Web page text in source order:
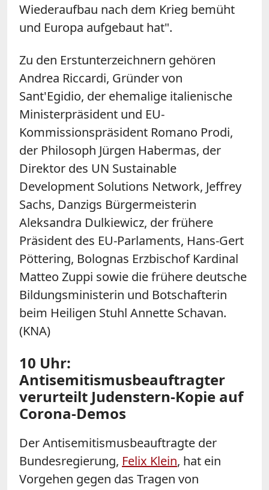
Wiederaufbau nach dem Krieg bemüht
und Europa aufgebaut hat".
Zu den Erstunterzeichnern gehören
Andrea Riccardi, Gründer von
Sant'Egidio, der ehemalige italienische
Ministerpräsident und EU-
Kommissionspräsident Romano Prodi,
der Philosoph Jürgen Habermas, der
Direktor des UN Sustainable
Development Solutions Network, Jeffrey
Sachs, Danzigs Bürgermeisterin
Aleksandra Dulkiewicz, der frühere
Präsident des EU-Parlaments, Hans-Gert
Pöttering, Bolognas Erzbischof Kardinal
Matteo Zuppi sowie die frühere deutsche
Bildungsministerin und Botschafterin
beim Heiligen Stuhl Annette Schavan.
(KNA)
10 Uhr:
Antisemitismusbeauftragter
verurteilt Judenstern-Kopie auf
Corona-Demos
Der Antisemitismusbeauftragte der
Bundesregierung, Felix Klein, hat ein
Vorgehen gegen das Tragen von